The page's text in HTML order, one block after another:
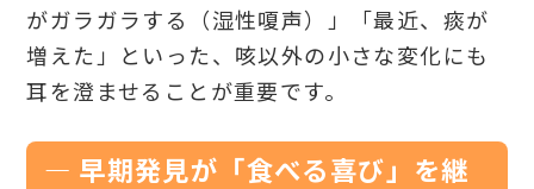
がガラガラする（湿性嗄声）」「最近、痰が
増えた」といった、咳以外の小さな変化にも
耳を澄ませることが重要です。
― 早期発見が「食べる喜び」を継